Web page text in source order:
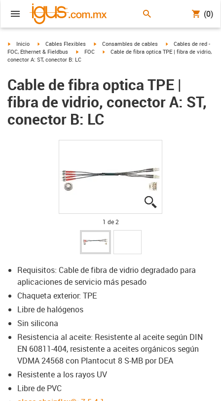
(0)
igus-icon-arrow-right
Inicio igus-icon-arrow-right
Cables Flexibles igus-icon-arrow-right
Consambles de cables igus-icon-arrow-right
Cables de red -
FOC, Ethernet & Fieldbus
igus-icon-arrow-right
FOC igus-icon-arrow-right
Cable de fibra optica TPE | fibra de vidrio,
conector A: ST, conector B: LC
Cable de fibra optica TPE |
fibra de vidrio, conector A: ST,
conector B: LC
1 de 2
Requisitos: Cable de fibra de vidrio degradado para
aplicaciones de servicio más pesado
Chaqueta exterior: TPE
Libre de halógenos
Sin silicona
Resistencia al aceite: Resistente al aceite según DIN
EN 60811-404, resistente a aceites orgánicos según
VDMA 24568 con Plantocut 8 S-MB por DEA
Resistente a los rayos UV
Libre de PVC